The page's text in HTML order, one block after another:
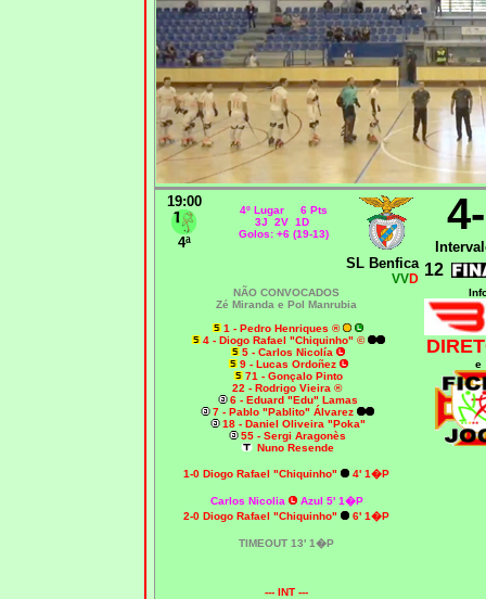
19:00
4ª
4º Lugar 6 Pts
3J 2V 1D
Golos: +6 (19-13)
SL Benfica
VVD 12
NÃO CONVOCADOS
Zé Miranda e Pol Manrubia
1 - Pedro Henriques ®
4 - Diogo Rafael "Chiquinho" ©
5 - Carlos Nicolía
9 - Lucas Ordoñez
71 - Gonçalo Pinto
22 - Rodrigo Vieira ®
6 - Eduard "Edu" Lamas
7 - Pablo "Pablito" Álvarez
18 - Daniel Oliveira "Poka"
55 - Sergi Aragonès
Nuno Resende
1-0 Diogo Rafael "Chiquinho" 4' 1�P
Carlos Nicolia
Azul 5' 1�P
2-0 Diogo Rafael "Chiquinho"
6' 1�P
TIMEOUT 13' 1�P
--- INT ---
e